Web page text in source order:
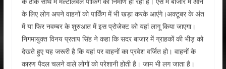
के लिए लोग अपने वाहनों को पार्किंग में भी खड़ा करके आएंगे।अक्टूबर के अंत
में या फिर नवम्बर के शुरुआत में इस प्रोजेक्ट को यहां लागू किया जाएगा।
निगमायुक्त विनय प्रताप सिंह ने कहा कि सदर बाजार में ग्राहकों की भीड़ को
देखते हुए यह जरूरी है कि यहां पर वाहनों का प्रवेश वर्जित हो। वाहनों के
कारण पैदल चलने वाले लोगों को परेशानी होती है। जाम भी लग जाता है।